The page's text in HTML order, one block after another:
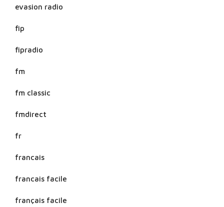
evasion radio
fip
fipradio
fm
fm classic
fmdirect
fr
francais
francais facile
français facile